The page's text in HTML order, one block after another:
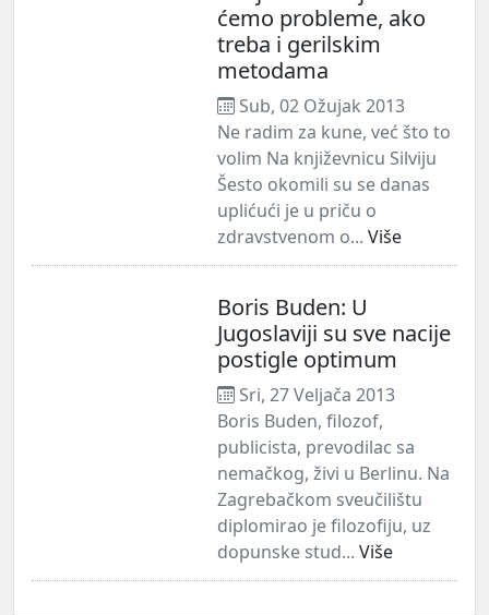
ćemo probleme, ako
treba i gerilskim
metodama
Sub, 02 Ožujak 2013
Ne radim za kune, već što to
volim Na književnicu Silviju
Šesto okomili su se danas
uplićući je u priču o
zdravstvenom o... Više
Boris Buden: U
Jugoslaviji su sve nacije
postigle optimum
Sri, 27 Veljača 2013
Boris Buden, filozof,
publicista, prevodilac sa
nemačkog, živi u Berlinu. Na
Zagrebačkom sveučilištu
diplomirao je filozofiju, uz
dopunske stud... Više